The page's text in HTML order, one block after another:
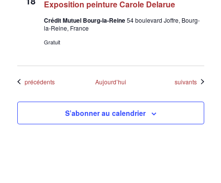
Exposition peinture Carole Delarue
Crédit Mutuel Bourg-la-Reine54 boulevard Joffre, Bourg-
la-Reine, France
Gratuit
Évènements
précédents Aujourd’hui Évènements
suivants
S’abonner au calendrier